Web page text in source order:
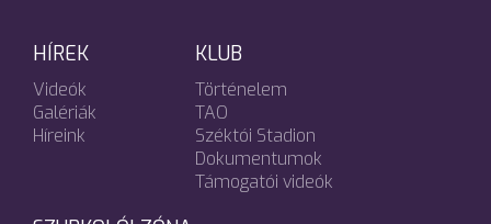
HÍREK
Videók
Galériák
Híreink
KLUB
Történelem
TAO
Széktói Stadion
Dokumentumok
Támogatói videók